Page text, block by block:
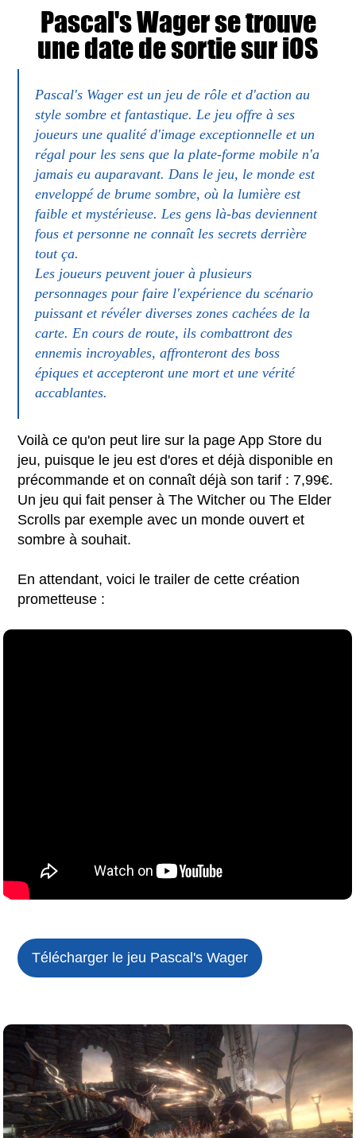
Pascal's Wager se trouve
une date de sortie sur iOS
Pascal's Wager est un jeu de rôle et d'action au
style sombre et fantastique. Le jeu offre à ses
joueurs une qualité d'image exceptionnelle et un
régal pour les sens que la plate-forme mobile n'a
jamais eu auparavant. Dans le jeu, le monde est
enveloppé de brume sombre, où la lumière est
faible et mystérieuse. Les gens là-bas deviennent
fous et personne ne connaît les secrets derrière
tout ça.
Les joueurs peuvent jouer à plusieurs
personnages pour faire l'expérience du scénario
puissant et révéler diverses zones cachées de la
carte. En cours de route, ils combattront des
ennemis incroyables, affronteront des boss
épiques et accepteront une mort et une vérité
accablantes.
Voilà ce qu'on peut lire sur la page App Store du
jeu, puisque le jeu est d'ores et déjà disponible en
précommande et on connaît déjà son tarif : 7,99€.
Un jeu qui fait penser à The Witcher ou The Elder
Scrolls par exemple avec un monde ouvert et
sombre à souhait.
En attendant, voici le trailer de cette création
prometteuse :
Télécharger le jeu Pascal's Wager